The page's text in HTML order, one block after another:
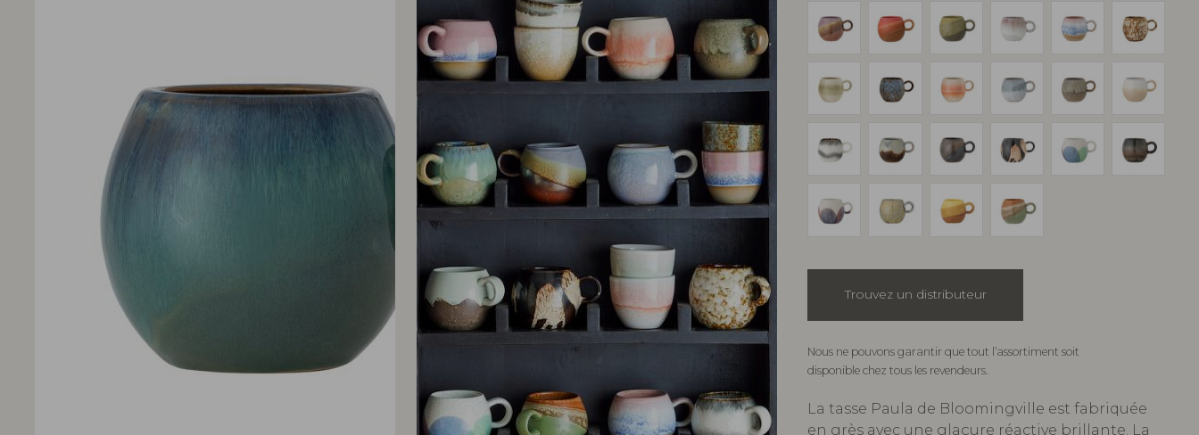
Trouvez un distributeur
Nous ne pouvons garantir que tout l’assortiment soit
disponible chez tous les revendeurs.
La tasse Paula de Bloomingville est fabriquée
en grès avec une glaçure réactive brillante. La